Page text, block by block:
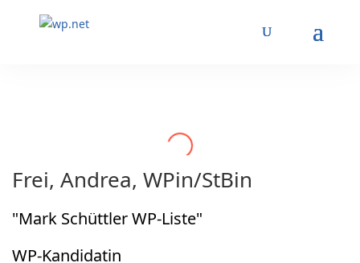
Frei, Andrea, WPin/StBin
"Mark Schüttler WP-Liste"
WP-Kandidatin